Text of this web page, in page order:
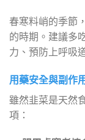
春寒料峭的季節
的時期。建議多
力、預防上呼吸
用藥安全與副作
雖然韭菜是天然
項：